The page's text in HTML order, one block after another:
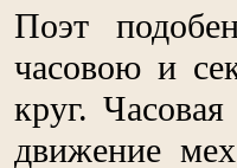
Поэт
часовою и
круг.
движение